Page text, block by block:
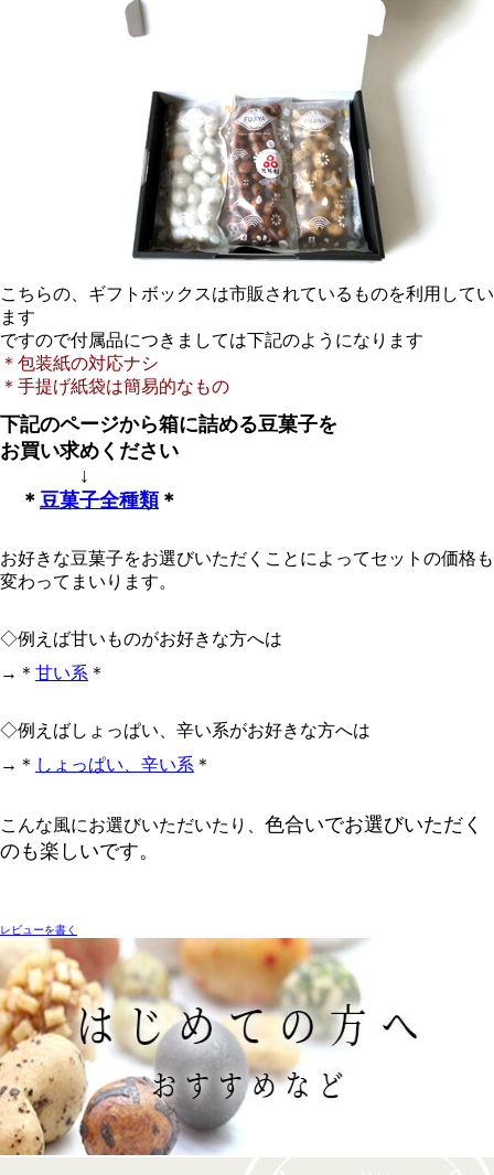
こちらの、ギフトボックスは市販されているものを利用してい
ます
ですので付属品につきましては下記のようになります
＊包装紙の対応ナシ
＊手提げ紙袋は簡易的なもの
下記のページから箱に詰める豆菓子を
お買い求めください
↓
＊ 豆菓子全種類＊
お好きな豆菓子をお選びいただくことによってセットの価格も
変わってまいります。
◇例えば甘いものがお好きな方へは
→ ＊ 甘い系 ＊
◇例えばしょっぱい、辛い系がお好きな方へは
→＊ しょっぱい、辛い系 ＊
こんな風にお選びいただいたり、 色合いでお選びいただく
のも楽しいです。
レビューを書く